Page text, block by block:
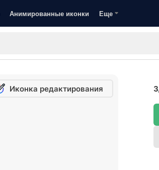
Анимированные иконки Еще
Иконка редактирования